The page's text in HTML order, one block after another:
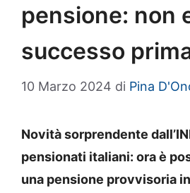
pensione: non
successo
10 Marzo 2024 di Pina
Novità sorprendente
pensionati italiani: ora è
una pensione provvisoria